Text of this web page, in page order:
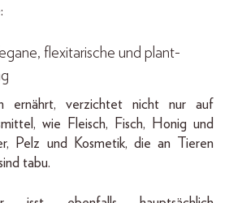
flexitarische und plant-
ernährt, verzichtet nicht nur auf
wie Fleisch, Fisch, Honig und
Pelz und Kosmetik, die an Tieren
tabu.